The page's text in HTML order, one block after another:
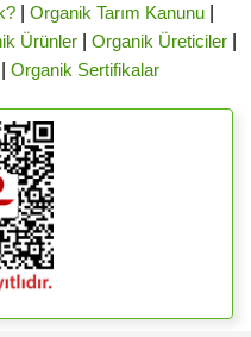
| Organik Tarım Kanunu|
Ürünler| Organik Üreticiler|
Organik Sertifikalar